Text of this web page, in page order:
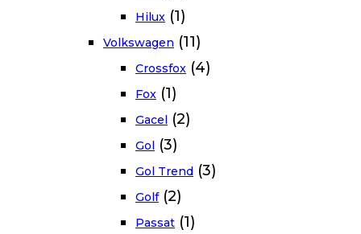
Hilux (1)
Volkswagen (11)
Crossfox (4)
Fox (1)
Gacel (2)
Gol (3)
Gol Trend (3)
Golf (2)
Passat (1)